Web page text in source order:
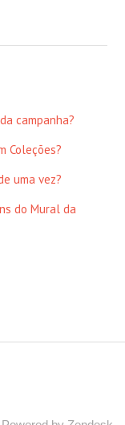
campanha?
Coleções?
uma vez?
do Mural da